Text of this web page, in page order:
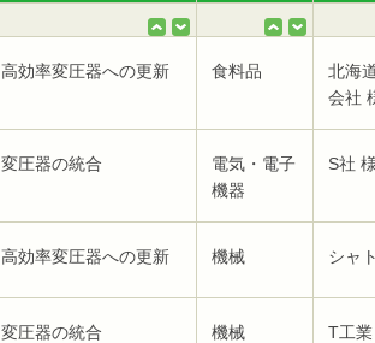
高効率変圧器への更新 食料品
北海
会社
変圧器の統合
電気・電子
機器
S社
高効率変圧器への更新 機械 シャ
変圧器の統合 機械 T工